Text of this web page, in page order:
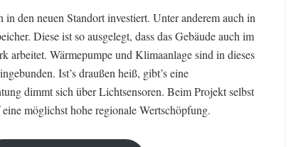
den neuen Standort investiert. Unter anderem auch in
Diese ist so ausgelegt, dass das Gebäude auch im
arbeitet. Wärmepumpe und Klimaanlage sind in dieses
Ist’s draußen heiß, gibt’s eine
dimmt sich über Lichtsensoren. Beim Projekt selbst
möglichst hohe regionale Wertschöpfung.